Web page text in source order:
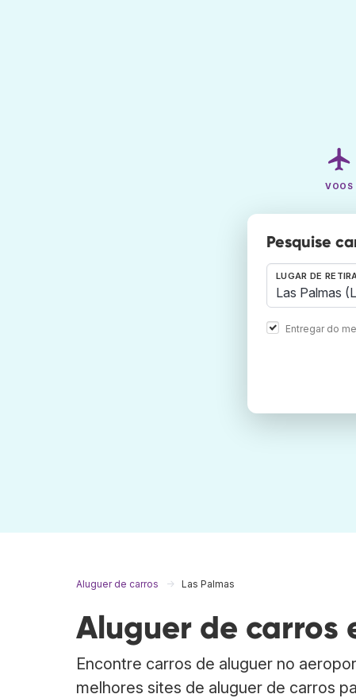
VOOS
Pesquise
LUGAR DE
Entregar do
Aluguer de carros Las Palmas
Aluguer de carros
Encontre carros de aluguer no
melhores sites de aluguer de carros